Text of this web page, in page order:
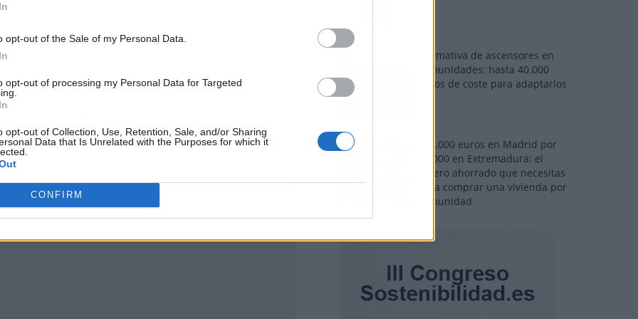
opt-out of the Sale of my Personal Data.
opt-out of processing my Personal Data for Targeted
opt-out of Collection, Use, Retention, Sale, and/or Sharing
Data that Is Unrelated with the Purposes for which it
CONFIRM
es miembro adherido) ya indicaba que
65% de los niveles anteriores a la
alcanzado para septiembre, el 81%.
tiempo volvemos a valores previos a la
en los destinos internaciones, apoyándose
del esfuerzo sostenido que lleva
años", aseguraAndrés Sánchez Cid, Product
y agilizar nuestros servicios para que la
sea sencilla y puedan preocuparse por lo
Normativa de ascensores en
comunidades: hasta 40.000
euros de coste para adaptarlos
110.000 euros en Madrid por
31.000 en Extremadura: el
dinero ahorrado que necesitas
para comprar una vivienda por
comunidad